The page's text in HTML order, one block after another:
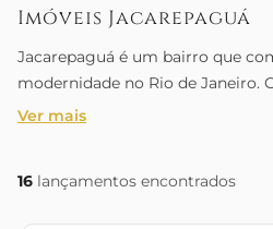
Imóveis Jacarepaguá
Jacarepaguá é um bairro que
modernidade no Rio de Janeiro.
montanhas e reservas, oferece
Ver mais
16 lançamentos encontrados